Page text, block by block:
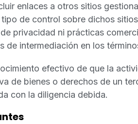
enlaces a otros sitios
de control sobre dichos
privacidad ni prácticas
de intermediación en los
efectivo de que la
de bienes o derechos de un
con la diligencia debida.